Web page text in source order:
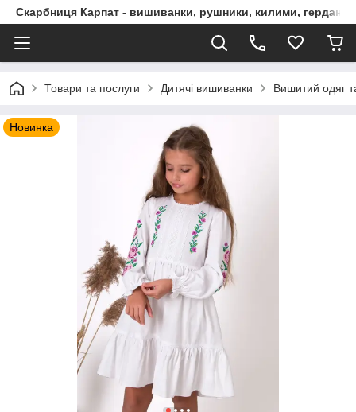
Скарбниця Карпат - вишиванки, рушники, килими, гердани,
Товари та послуги Дитячі вишиванки Вишитий одяг
Новинка